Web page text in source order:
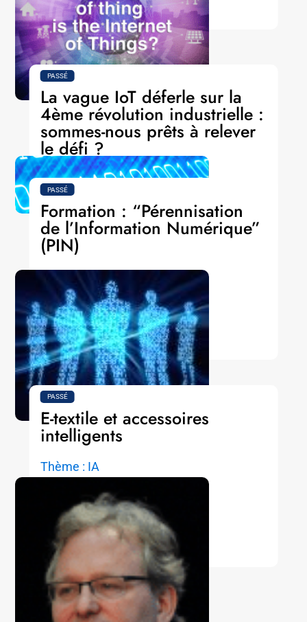
PASSÉ
La vague IoT déferle sur la
4ème révolution industrielle :
sommes-nous prêts à relever
le défi ?
Thème : IA
Catégorie : Séminaire
LIRE LA SUITE
PASSÉ
Formation : “Pérennisation
de l’Information Numérique”
(PIN)
Thème : PIN
Catégorie : Formation
LIRE LA SUITE
PASSÉ
E-textile et accessoires
intelligents
Thème : IA
LIRE LA SUITE